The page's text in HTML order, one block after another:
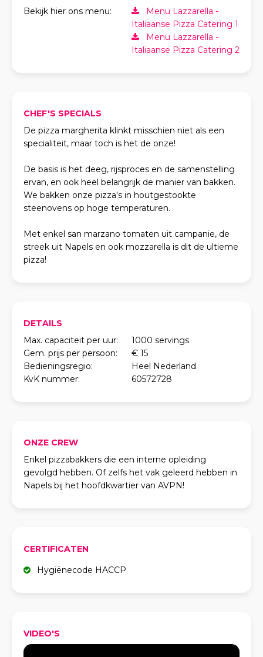
Bekijk hier ons menu:
Menu Lazzarella -
Italiaanse Pizza Catering 1
Menu Lazzarella -
Italiaanse Pizza Catering 2
CHEF'S SPECIALS
De pizza margherita klinkt misschien niet als een
specialiteit, maar toch is het de onze!
De basis is het deeg, rijsproces en de samenstelling
ervan, en ook heel belangrijk de manier van bakken.
We bakken onze pizza's in houtgestookte
steenovens op hoge temperaturen.
Met enkel san marzano tomaten uit campanie, de
streek uit Napels en ook mozzarella is dit de ultieme
pizza!
DETAILS
Max. capaciteit per uur:
1000 servings
Gem. prijs per persoon:
€ 15
Bedieningsregio:
Heel Nederland
KvK nummer:
60572728
ONZE CREW
Enkel pizzabakkers die een interne opleiding
gevolgd hebben. Of zelfs het vak geleerd hebben in
Napels bij het hoofdkwartier van AVPN!
CERTIFICATEN
Hygiënecode HACCP
VIDEO'S